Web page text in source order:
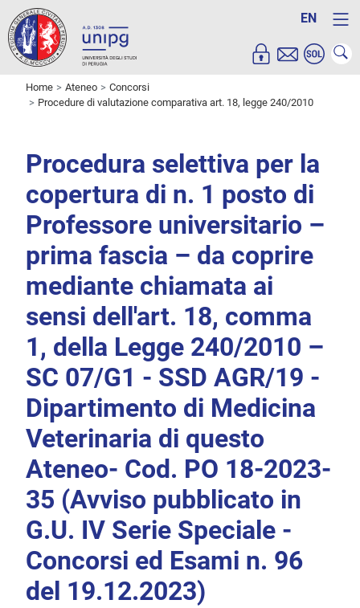
EN
Home Ateneo
Concorsi
Procedure di valutazione comparativa art. 18, legge 240/2010
Procedura selettiva per la
copertura di n. 1 posto di
Professore universitario –
prima fascia – da coprire
mediante chiamata ai
sensi dell'art. 18, comma
1, della Legge 240/2010 –
SC 07/G1 - SSD AGR/19 -
Dipartimento di Medicina
Veterinaria di questo
Ateneo- Cod. PO 18-2023-
35 (Avviso pubblicato in
G.U. IV Serie Speciale -
Concorsi ed Esami n. 96
del 19.12.2023)